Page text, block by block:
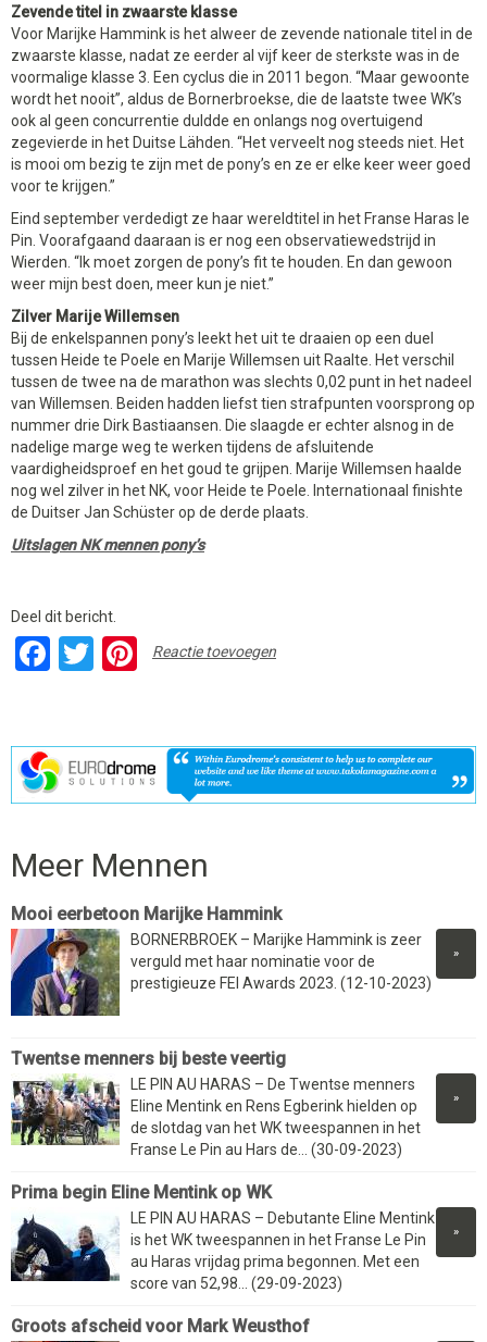
Zevende titel in zwaarste klasse
Voor Marijke Hammink is het alweer de zevende nationale titel in de
zwaarste klasse, nadat ze eerder al vijf keer de sterkste was in de
voormalige klasse 3. Een cyclus die in 2011 begon. “Maar gewoonte
wordt het nooit”, aldus de Bornerbroekse, die de laatste twee WK’s
ook al geen concurrentie duldde en onlangs nog overtuigend
zegevierde in het Duitse Lähden. “Het verveelt nog steeds niet. Het
is mooi om bezig te zijn met de pony’s en ze er elke keer weer goed
voor te krijgen.”
Eind september verdedigt ze haar wereldtitel in het Franse Haras le
Pin. Voorafgaand daaraan is er nog een observatiewedstrijd in
Wierden. “Ik moet zorgen de pony’s fit te houden. En dan gewoon
weer mijn best doen, meer kun je niet.”
Zilver Marije Willemsen
Bij de enkelspannen pony’s leekt het uit te draaien op een duel
tussen Heide te Poele en Marije Willemsen uit Raalte. Het verschil
tussen de twee na de marathon was slechts 0,02 punt in het nadeel
van Willemsen. Beiden hadden liefst tien strafpunten voorsprong op
nummer drie Dirk Bastiaansen. Die slaagde er echter alsnog in de
nadelige marge weg te werken tijdens de afsluitende
vaardigheidsproef en het goud te grijpen. Marije Willemsen haalde
nog wel zilver in het NK, voor Heide te Poele. Internationaal finishte
de Duitser Jan Schüster op de derde plaats.
Uitslagen NK mennen pony’s
Deel dit bericht.
Facebook
TwitterPinterest
Reactie toevoegen
Meer Mennen
Mooi eerbetoon Marijke Hammink
»
BORNERBROEK – Marijke Hammink is zeer
verguld met haar nominatie voor de
prestigieuze FEI Awards 2023. (12-10-2023)
Twentse menners bij beste veertig
»
LE PIN AU HARAS – De Twentse menners
Eline Mentink en Rens Egberink hielden op
de slotdag van het WK tweespannen in het
Franse Le Pin au Hars de... (30-09-2023)
Prima begin Eline Mentink op WK
»
LE PIN AU HARAS – Debutante Eline Mentink
is het WK tweespannen in het Franse Le Pin
au Haras vrijdag prima begonnen. Met een
score van 52,98... (29-09-2023)
Groots afscheid voor Mark Weusthof